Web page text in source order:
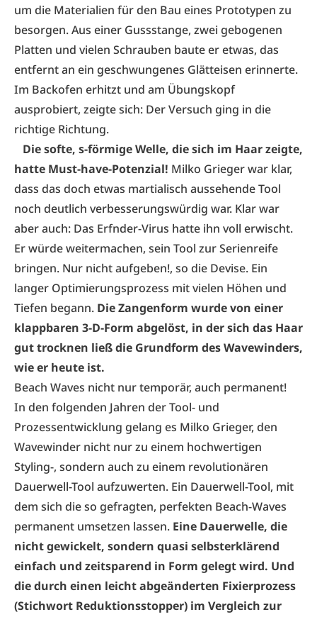
um die Materialien für den Bau eines Prototypen zu
besorgen. Aus einer Gussstange, zwei gebogenen
Platten und vielen Schrauben baute er etwas, das
entfernt an ein geschwungenes Glätteisen erinnerte.
Im Backofen erhitzt und am Übungskopf
ausprobiert, zeigte sich: Der Versuch ging in die
richtige Richtung.
Die softe, s-förmige Welle, die sich im Haar zeigte,
hatte Must-have-Potenzial! Milko Grieger war klar,
dass das doch etwas martialisch aussehende Tool
noch deutlich verbesserungswürdig war. Klar war
aber auch: Das Erfnder-Virus hatte ihn voll erwischt.
Er würde weitermachen, sein Tool zur Serienreife
bringen. Nur nicht aufgeben!, so die Devise. Ein
langer Optimierungsprozess mit vielen Höhen und
Tiefen begann. Die Zangenform wurde von einer
klappbaren 3-D-Form abgelöst, in der sich das Haar
gut trocknen ließ die Grundform des Wavewinders,
wie er heute ist.
Beach Waves nicht nur temporär, auch permanent!
In den folgenden Jahren der Tool- und
Prozessentwicklung gelang es Milko Grieger, den
Wavewinder nicht nur zu einem hochwertigen
Styling-, sondern auch zu einem revolutionären
Dauerwell-Tool aufzuwerten. Ein Dauerwell-Tool, mit
dem sich die so gefragten, perfekten Beach-Waves
permanent umsetzen lassen. Eine Dauerwelle, die
nicht gewickelt, sondern quasi selbsterklärend
einfach und zeitsparend in Form gelegt wird. Und
die durch einen leicht abgeänderten Fixierprozess
(Stichwort Reduktionsstopper) im Vergleich zur